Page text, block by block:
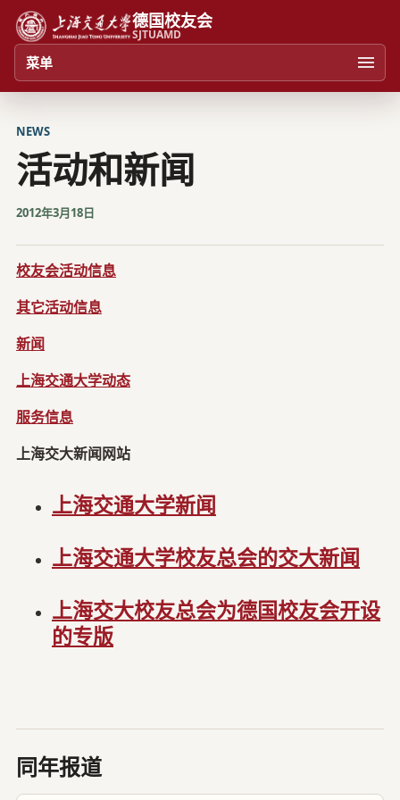
德国校友会
SJTUAMD
菜单
NEWS
活动和新闻
2012年3月18日
校友会活动信息
其它活动信息
新闻
上海交通大学动态
服务信息
上海交大新闻网站
上海交通大学新闻
上海交通大学校友总会的交大新闻
上海交大校友总会为德国校友会开设
的专版
同年报道